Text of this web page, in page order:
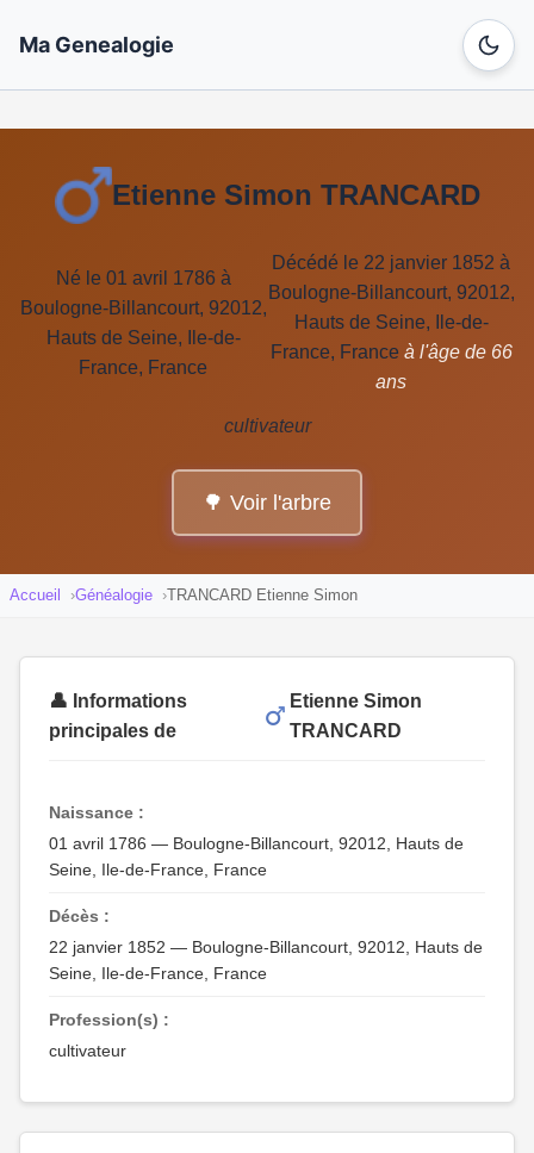
Ma Genealogie
Etienne Simon TRANCARD
Né le 01 avril 1786 à
Boulogne-Billancourt, 92012,
Hauts de Seine, Ile-de-
France, France
Décédé le 22 janvier 1852 à
Boulogne-Billancourt, 92012,
Hauts de Seine, Ile-de-
France, France à l'âge de 66
ans
cultivateur
🌳 Voir l'arbre
Accueil Généalogie TRANCARD Etienne Simon
👤 Informations
principales de
Etienne Simon
TRANCARD
Naissance :
01 avril 1786 — Boulogne-Billancourt, 92012, Hauts de
Seine, Ile-de-France, France
Décès :
22 janvier 1852 — Boulogne-Billancourt, 92012, Hauts de
Seine, Ile-de-France, France
Profession(s) :
cultivateur